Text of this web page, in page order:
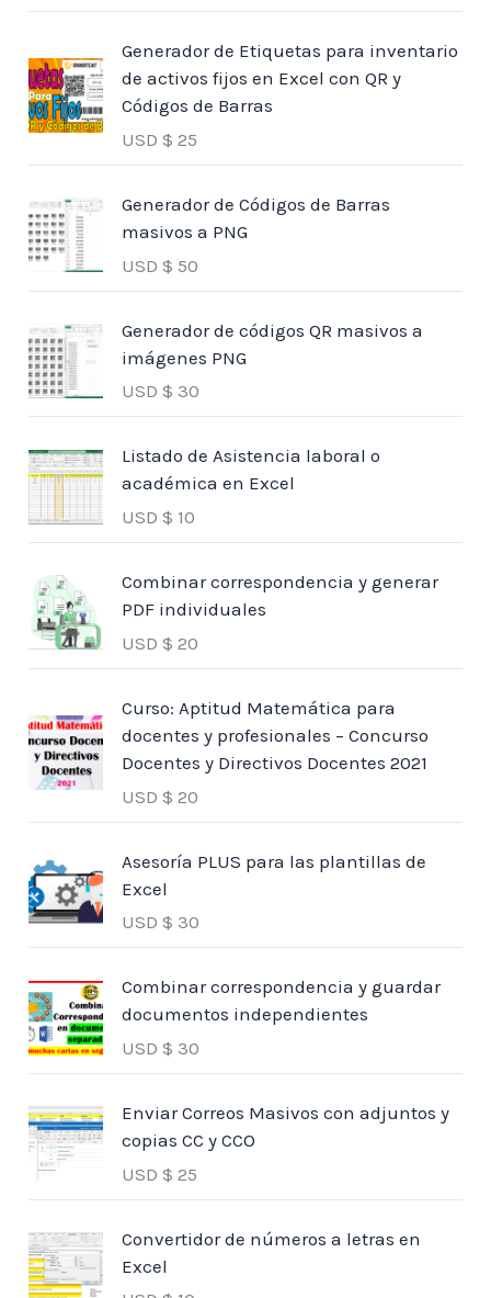
Generador de Etiquetas para inventario
de activos fijos en Excel con QR y
Códigos de Barras
USD $ 25
Generador de Códigos de Barras
masivos a PNG
USD $ 50
Generador de códigos QR masivos a
imágenes PNG
USD $ 30
Listado de Asistencia laboral o
académica en Excel
USD $ 10
Combinar correspondencia y generar
PDF individuales
USD $ 20
Curso: Aptitud Matemática para
docentes y profesionales – Concurso
Docentes y Directivos Docentes 2021
USD $ 20
Asesoría PLUS para las plantillas de
Excel
USD $ 30
Combinar correspondencia y guardar
documentos independientes
USD $ 30
Enviar Correos Masivos con adjuntos y
copias CC y CCO
USD $ 25
Convertidor de números a letras en
Excel